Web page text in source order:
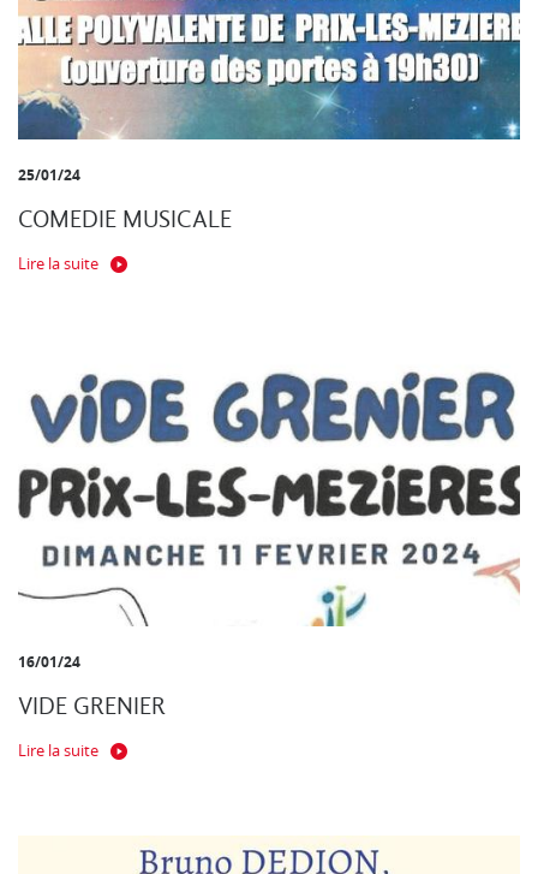
25/01/24
COMEDIE MUSICALE
Lire la suite
16/01/24
VIDE GRENIER
Lire la suite